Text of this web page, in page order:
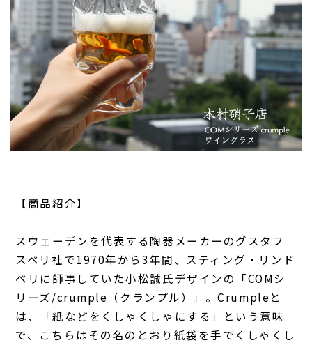
【商品紹介】
スウェーデンを代表する陶器メーカーのグスタフ
スベリ社で1970年から3年間、スティング・リンド
ベリに師事していた小松誠氏デザインの「COMシ
リーズ/crumple（クランプル）」。Crumpleと
は、「紙などをくしゃくしゃにする」という意味
で、こちらはその名のとおり紙袋を手でくしゃくし